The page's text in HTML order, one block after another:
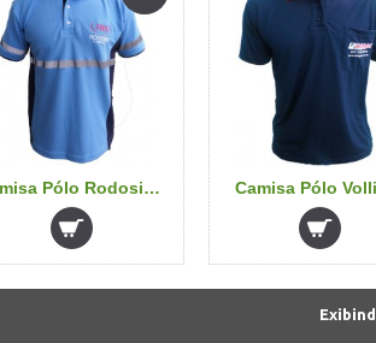
Camisa Pólo Rodosid (JBS) Camisa Pólo